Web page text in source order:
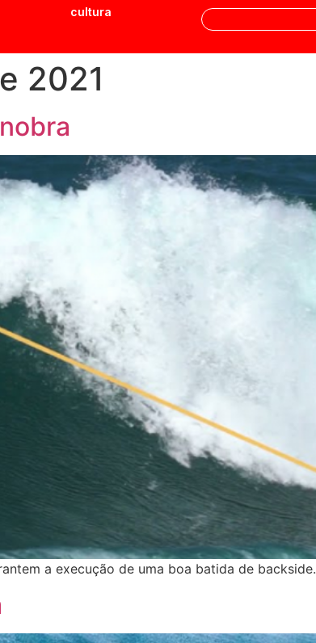
cultura
2021
a execução de uma boa batida de backside.